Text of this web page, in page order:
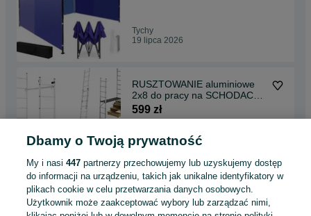
Tychy
19 lipca 2026
RUSZTOWANIE aluminiowe
2x8 do pracy na SCHODACH -
uniwersalne 3w1
599 zł
Tychy
19 lipca 2026
DRABINA ALUMINIOWA
TELESKOPOWA przystawna o
Dbamy o Twoją prywatność
My i nasi447 partnerzy przechowujemy lub uzyskujemy dostęp
do informacji na urządzeniu, takich jak unikalne identyfikatory w
plikach cookie w celu przetwarzania danych osobowych.
Użytkownik może zaakceptować wybory lub zarządzać nimi,